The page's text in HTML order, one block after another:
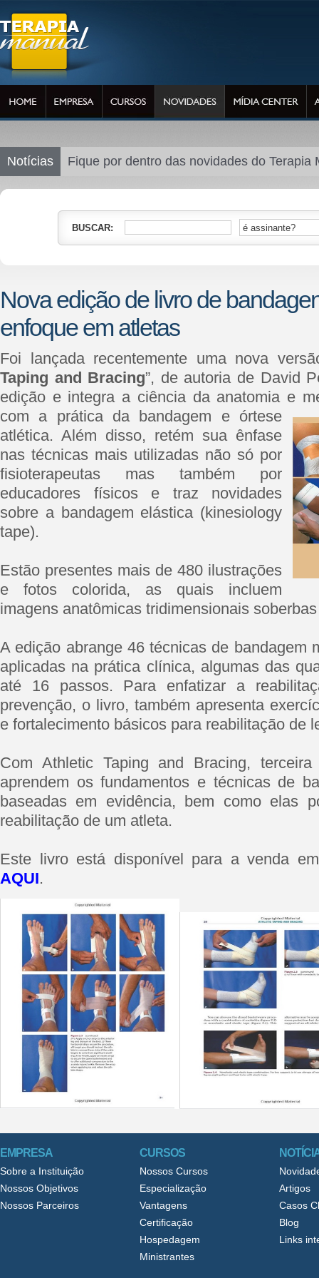
Notícias Fique por dentro das novidades do Terapia
BUSCAR:
Nova edição de livro de
enfoque em atletas
Foi lançada recentemente uma nova
Taping and Bracing”, de autoria de David
edição e integra a ciência da anatomia e
com aprática da bandagem e órtese
atlética. Além disso, retém sua ênfase
nas técnicas mais utilizadas não só por
fisioterapeutas mas também por
educadores físicos e traz novidades
sobre a bandagem elástica (kinesiology
tape).
Estão presentes mais de 480 ilustrações
e fotos colorida, as quais incluem
imagens anatômicas tridimensionais
A edição abrange 46 técnicas de bandagem
aplicadas na prática clínica, algumas das
até 16 passos. Para enfatizar a
prevenção, o livro, também apresenta
e fortalecimento básicos para reabilitação de
Com Athletic Taping and Bracing,
aprendem os fundamentos e técnicas de
baseadas em evidência, bem como elas
reabilitação de um atleta.
Este livro está disponível para a venda
AQUI.
EMPRESA
Sobre a Instituição
Nossos Objetivos
Nossos Parceiros
CURSOS
Nossos Cursos
Especialização
Vantagens
Certificação
Hospedagem
Ministrantes
Artigos
Casos
Blog
Links